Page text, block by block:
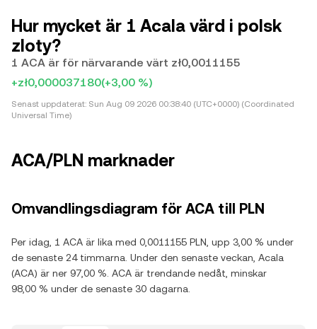
Hur mycket är 1 Acala värd i polsk
zloty?
1 ACA är för närvarande värt zł0,0011155
+zł0,000037180(+3,00 %)
Senast uppdaterat: Sun Aug 09 2026 00:38:40 (UTC+0000) (Coordinated
Universal Time)
ACA/PLN marknader
Omvandlingsdiagram för ACA till PLN
Per idag, 1 ACA är lika med 0,0011155 PLN, upp 3,00 % under
de senaste 24 timmarna. Under den senaste veckan, Acala
(ACA) är ner 97,00 %. ACA är trendande nedåt, minskar
98,00 % under de senaste 30 dagarna.